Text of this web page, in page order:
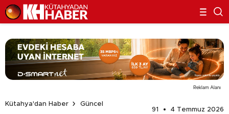
Reklam Alanı
Kütahya'dan Haber
Güncel
91
4 Temmuz 2026